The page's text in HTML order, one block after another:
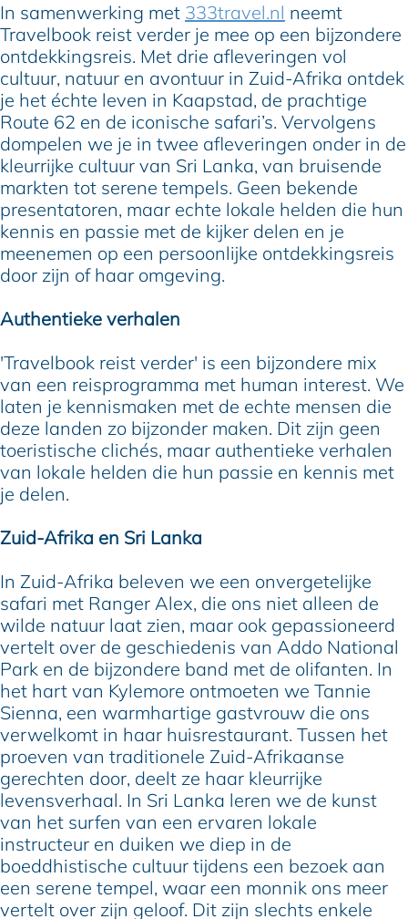
In samenwerking met 333travel.nl neemt
Travelbook reist verder je mee op een bijzondere
ontdekkingsreis. Met drie afleveringen vol
cultuur, natuur en avontuur in Zuid-Afrika ontdek
je het échte leven in Kaapstad, de prachtige
Route 62 en de iconische safari’s. Vervolgens
dompelen we je in twee afleveringen onder in de
kleurrijke cultuur van Sri Lanka, van bruisende
markten tot serene tempels. Geen bekende
presentatoren, maar echte lokale helden die hun
kennis en passie met de kijker delen en je
meenemen op een persoonlijke ontdekkingsreis
door zijn of haar omgeving.
Authentieke verhalen
'Travelbook reist verder' is een bijzondere mix
van een reisprogramma met human interest. We
laten je kennismaken met de echte mensen die
deze landen zo bijzonder maken. Dit zijn geen
toeristische clichés, maar authentieke verhalen
van lokale helden die hun passie en kennis met
je delen.
Zuid-Afrika en Sri Lanka
In Zuid-Afrika beleven we een onvergetelijke
safari met Ranger Alex, die ons niet alleen de
wilde natuur laat zien, maar ook gepassioneerd
vertelt over de geschiedenis van Addo National
Park en de bijzondere band met de olifanten. In
het hart van Kylemore ontmoeten we Tannie
Sienna, een warmhartige gastvrouw die ons
verwelkomt in haar huisrestaurant. Tussen het
proeven van traditionele Zuid-Afrikaanse
gerechten door, deelt ze haar kleurrijke
levensverhaal. In Sri Lanka leren we de kunst
van het surfen van een ervaren lokale
instructeur en duiken we diep in de
boeddhistische cultuur tijdens een bezoek aan
een serene tempel, waar een monnik ons meer
vertelt over zijn geloof. Dit zijn slechts enkele